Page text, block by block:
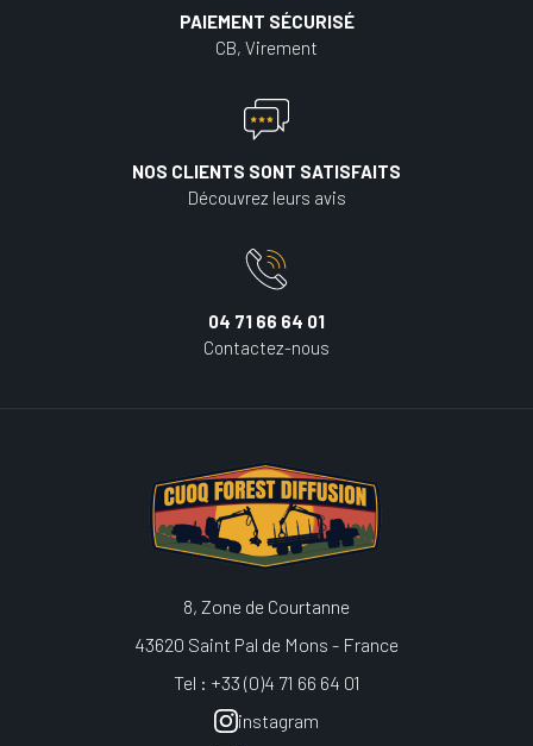
PAIEMENT SÉCURISÉ
CB, Virement
NOS CLIENTS SONT SATISFAITS
Découvrez leurs avis
04 71 66 64 01
Contactez-nous
8, Zone de Courtanne
43620 Saint Pal de Mons - France
Tel : +33 (0)4 71 66 64 01
instagram